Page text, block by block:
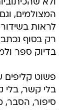
ולא
המצולמים,
לראות
רק בסוף
בדיוק ספר
פשוט קליפים
בלי קשר, בלי
סיפור,